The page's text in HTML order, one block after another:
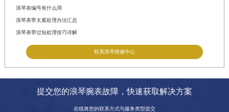
浪琴表编号有什么用
浪琴表带太紧处理办法汇总
浪琴表带过短处理技巧详解
联系浪琴维修中心
提交您的浪琴腕表故障，快速获取解决方案
在线将您的联系方式与服务类型提交